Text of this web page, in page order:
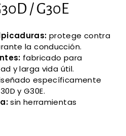
/ G30E
protege contra
la conducción.
fabricado para
y larga vida útil.
específicamente
y G30E.
sin herramientas